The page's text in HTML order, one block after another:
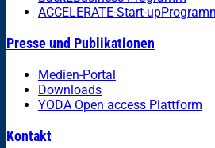
ACCELERATE-Start-
Presse und Publikationen
Medien-Portal
Downloads
YODA Open access Plattform
Kontakt